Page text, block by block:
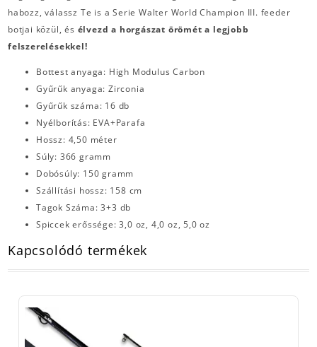
habozz, válassz Te is a Serie Walter World Champion III. feeder
botjai közül, és élvezd a horgászat örömét a legjobb
felszerelésekkel!
Bottest anyaga: High Modulus Carbon
Gyűrűk anyaga: Zirconia
Gyűrűk száma: 16 db
Nyélborítás: EVA+Parafa
Hossz: 4,50 méter
Súly: 366 gramm
Dobósúly: 150 gramm
Szállítási hossz: 158 cm
Tagok Száma: 3+3 db
Spiccek erőssége: 3,0 oz, 4,0 oz, 5,0 oz
Kapcsolódó termékek